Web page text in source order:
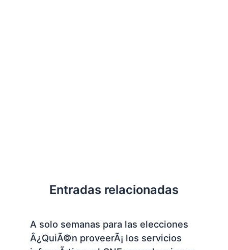
Entradas relacionadas
A solo semanas para las elecciones
Â¿QuiÃ©n proveerÃ¡ los servicios